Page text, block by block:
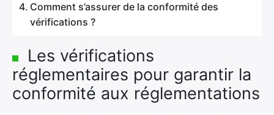
Comment s’assurer de la conformité des
vérifications ?
Les vérifications
réglementaires pour garantir la
conformité aux réglementations